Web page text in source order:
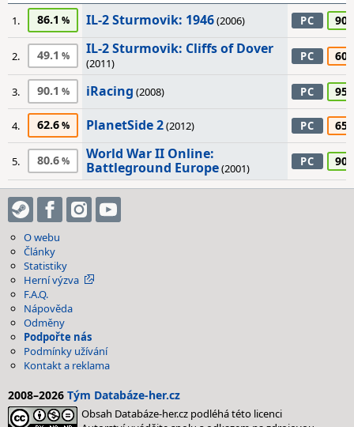
1. 86.1 IL-2 Sturmovik: 1946(2006) PC 90
2. 49.1 IL-2 Sturmovik: Cliffs of Dover
(2011) PC 60
3. 90.1 iRacing (2008) PC 95
4. 62.6 PlanetSide 2(2012) PC 65
5. 80.6
World War II Online:
Battleground Europe(2001) PC 90
O webu
Články
Statistiky
Herní výzva
F.A.Q.
Nápověda
Odměny
Podpořte nás
Podmínky užívání
Kontakt a reklama
2008–2026 Tým Databáze-her.cz
Obsah Databáze-her.cz podléhá této licenci